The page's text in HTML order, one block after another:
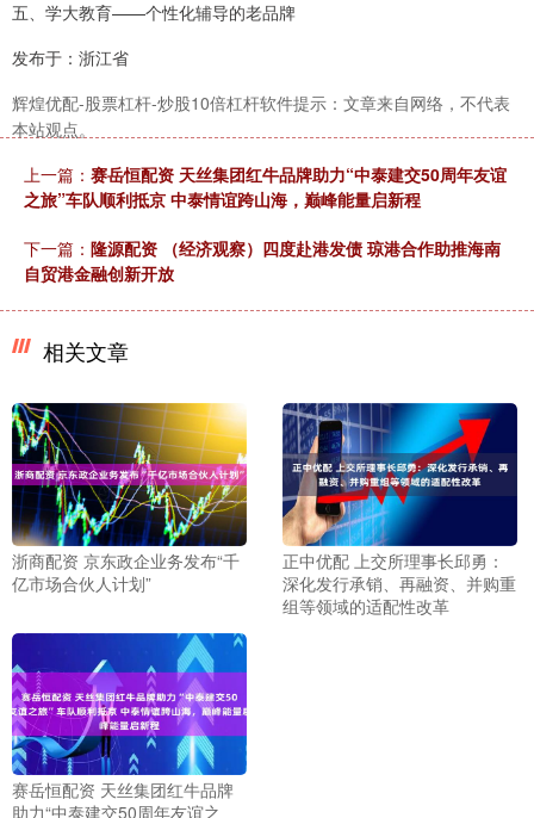
五、学大教育——个性化辅导的老品牌
发布于：浙江省
辉煌优配-股票杠杆-炒股10倍杠杆软件提示：文章来自网络，不代表
本站观点。
上一篇： 赛岳恒配资 天丝集团红牛品牌助力“中泰建交50周年友谊
之旅”车队顺利抵京 中泰情谊跨山海，巅峰能量启新程
下一篇： 隆源配资 （经济观察）四度赴港发债 琼港合作助推海南
自贸港金融创新开放
相关文章
浙商配资 京东政企业务发布“千
亿市场合伙人计划”
正中优配 上交所理事长邱勇：
深化发行承销、再融资、并购重
组等领域的适配性改革
赛岳恒配资 天丝集团红牛品牌
助力“中泰建交50周年友谊之